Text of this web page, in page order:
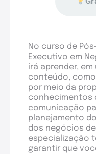
No curso de
Executivo em
irá aprender,
conteúdo,
por meio da
conhecimentos
comunicação
planejamento
dos negócios
especialização
garantir que